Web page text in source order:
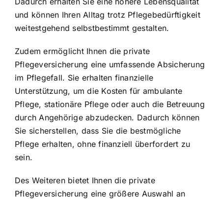
und können Ihren Alltag trotz Pflegebedürftigkeit
weitestgehend selbstbestimmt gestalten.
Zudem ermöglicht Ihnen die private
Pflegeversicherung eine umfassende Absicherung
im Pflegefall. Sie erhalten finanzielle
Unterstützung, um die Kosten für ambulante
Pflege, stationäre Pflege oder auch die Betreuung
durch Angehörige abzudecken. Dadurch können
Sie sicherstellen, dass Sie die bestmögliche
Pflege erhalten, ohne finanziell überfordert zu
sein.
Des Weiteren bietet Ihnen die private
Pflegeversicherung eine größere Auswahl an